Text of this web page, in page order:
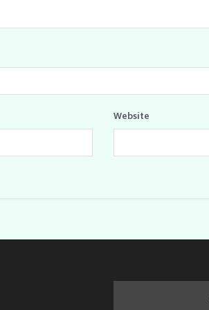
Website